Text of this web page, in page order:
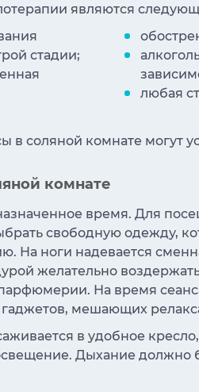
являются
стадии;
любая
в соляной комнате могут
комнате
время. Для
свободную одежду,
На ноги надевается
желательно
На время
гаджетов, мешающих
в удобное
Дыхание должно